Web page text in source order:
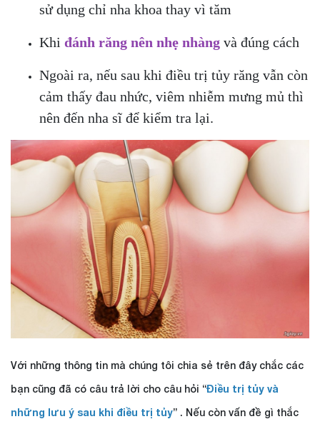
sử dụng chỉ nha khoa thay vì tăm
Khi đánh răng nên nhẹ nhàng và đúng cách
Ngoài ra, nếu sau khi điều trị tủy răng vẫn còn
cảm thấy đau nhức, viêm nhiễm mưng mủ thì
nên đến nha sĩ để kiểm tra lại.
Với những thông tin mà chúng tôi chia sẻ trên đây chắc các
bạn cũng đã có câu trả lời cho câu hỏi “Điều trị tủy và
những lưu ý sau khi điều trị tủy” . Nếu còn vấn đề gì thắc